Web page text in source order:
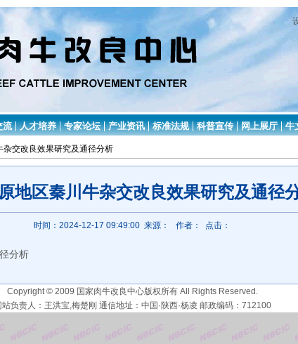
流 人才培养 专家论坛 产业资讯 标准法规 科普宣传 网上展厅 牛
杂交改良效果研究及通径分析
地区秦川牛杂交改良效果研究及通径
时间：2024-12-17 09:49:00 来源： 作者： 点击：
分析
Copyright © 2009 国家肉牛改良中心版权所有 All Rights Reserved.
站负责人：王洪宝,梅楚刚 通信地址：中国·陕西·杨凌 邮政编码：712100